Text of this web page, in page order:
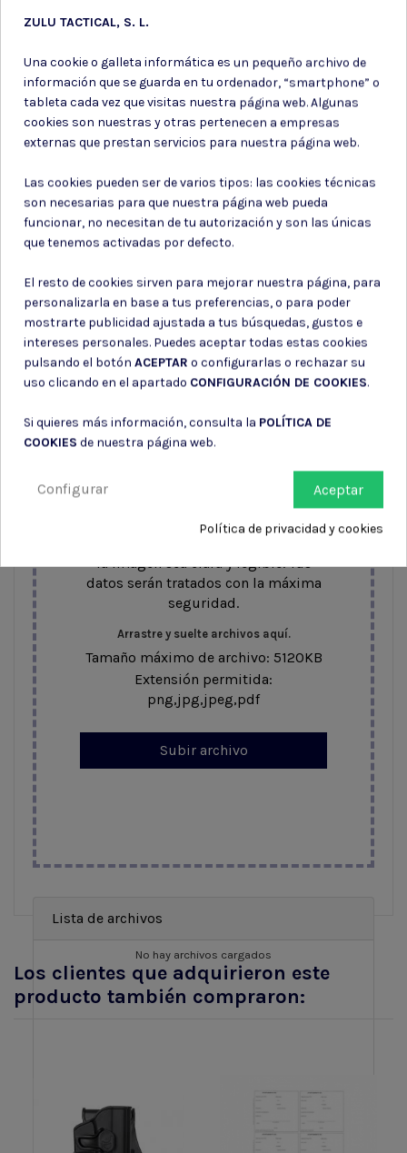
Subir DNI
obligatorio subir una foto de tu DNI.
mayor de edad y cumplir con la
la imagen sea clara y legible. Tus
datos serán tratados con la máxima
seguridad.
Arrastre y suelte archivos aquí.
Tamaño máximo de archivo: 5120KB
Extensión permitida:
png,jpg,jpeg,pdf
Subir archivo
Lista de archivos
No hay archivos cargados
Los clientes que adquirieron este
producto también compraron:
ZULU TACTICAL, S. L.
Una cookie o galleta informática es un pequeño archivo de
información que se guarda en tu ordenador, “smartphone” o
tableta cada vez que visitas nuestra página web. Algunas
cookies son nuestras y otras pertenecen a empresas
externas que prestan servicios para nuestra página web.
Las cookies pueden ser de varios tipos: las cookies técnicas
son necesarias para que nuestra página web pueda
funcionar, no necesitan de tu autorización y son las únicas
que tenemos activadas por defecto.
El resto de cookies sirven para mejorar nuestra página, para
personalizarla en base a tus preferencias, o para poder
mostrarte publicidad ajustada a tus búsquedas, gustos e
intereses personales. Puedes aceptar todas estas cookies
pulsando el botón ACEPTAR o configurarlas o rechazar su
uso clicando en el apartado CONFIGURACIÓN DE COOKIES.
Si quieres más información, consulta la POLÍTICA DE
COOKIES de nuestra página web.
Aceptar
Configurar
Política de privacidad y cookies